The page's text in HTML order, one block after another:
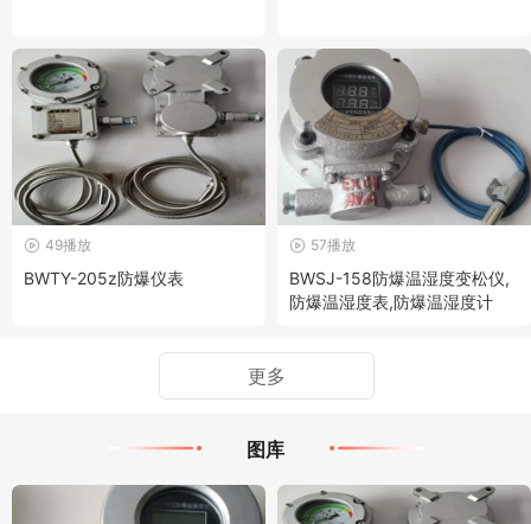
49播放
BWTY-205z防爆仪表
57播放
BWSJ-158防爆温湿度变松仪,
防爆温湿度表,防爆温湿度计
更多
图库